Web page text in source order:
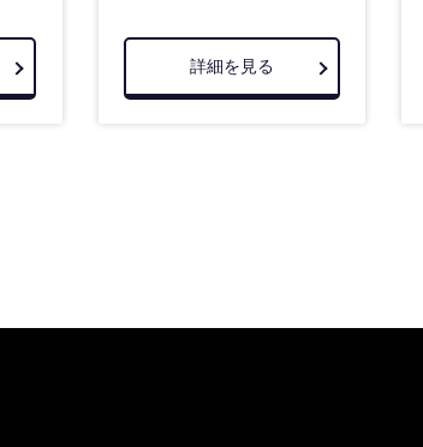
詳細を見る